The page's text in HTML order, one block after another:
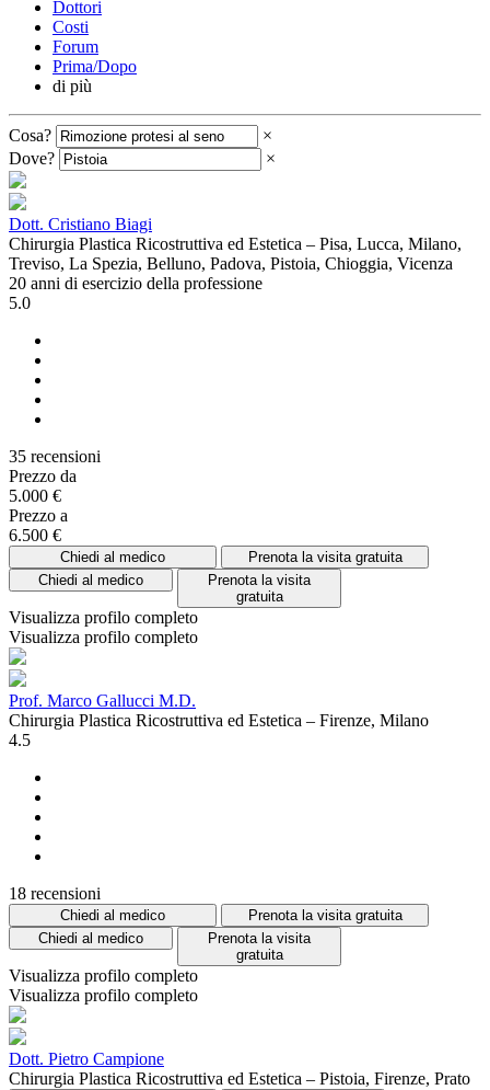
Dottori
Costi
Forum
Prima/Dopo
di più
Cosa?
×
Dove?
×
Dott. Cristiano Biagi
Chirurgia Plastica Ricostruttiva ed Estetica – Pisa, Lucca, Milano,
Treviso, La Spezia, Belluno, Padova, Pistoia, Chioggia, Vicenza
20 anni di esercizio della professione
5.0
35 recensioni
Prezzo da
5.000 €
Prezzo a
6.500 €
Chiedi al medico
Prenota la visita gratuita
Chiedi al medico
Prenota la visita
gratuita
Visualizza profilo completo
Visualizza profilo completo
Prof. Marco Gallucci M.D.
Chirurgia Plastica Ricostruttiva ed Estetica – Firenze, Milano
4.5
18 recensioni
Chiedi al medico
Prenota la visita gratuita
Chiedi al medico
Prenota la visita
gratuita
Visualizza profilo completo
Visualizza profilo completo
Dott. Pietro Campione
Chirurgia Plastica Ricostruttiva ed Estetica – Pistoia, Firenze, Prato